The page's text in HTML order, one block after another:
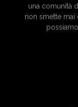
una comunità
non smette mai